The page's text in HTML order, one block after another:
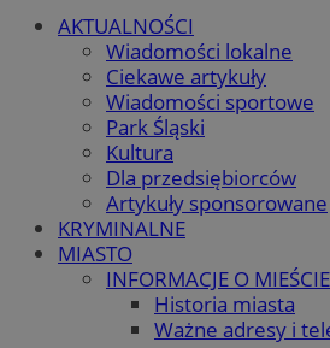
AKTUALNOŚCI
Wiadomości lokalne
Ciekawe artykuły
Wiadomości sportowe
Park Śląski
Kultura
Dla przedsiębiorców
Artykuły sponsorowane
KRYMINALNE
MIASTO
INFORMACJE O MIEŚCIE
Historia miasta
Ważne adresy i